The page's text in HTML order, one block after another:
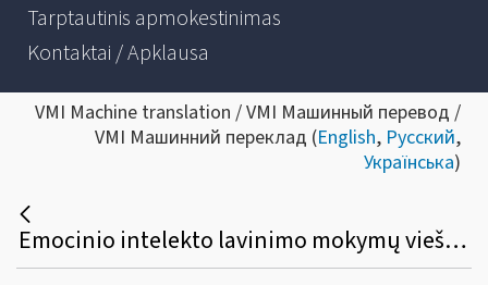
Tarptautinis apmokestinimas
Kontaktai / Apklausa
VMI Machine translation / VMI Машинный перевод /
VMI Машинний переклад (English, Русский,
Українська)
Emocinio intelekto lavinimo mokymų viešasis pirkimas